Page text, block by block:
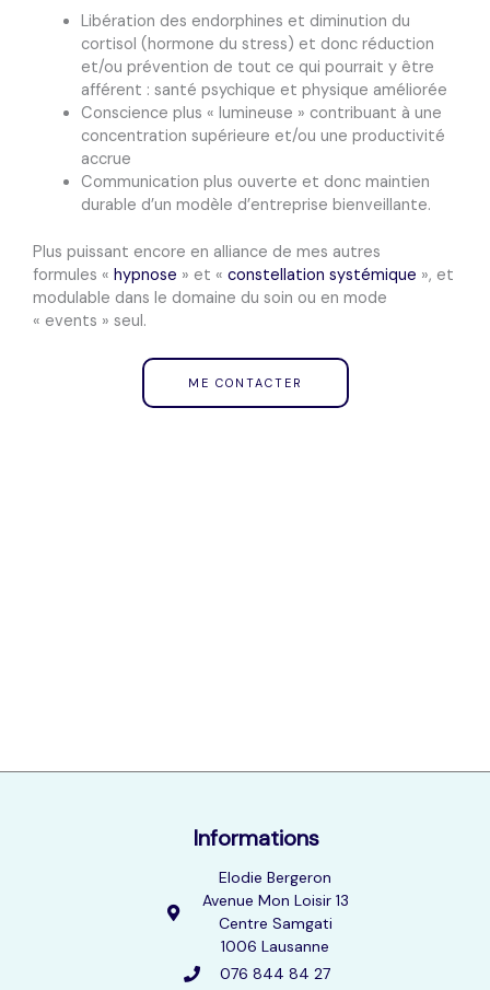
Libération des endorphines et diminution du
cortisol (hormone du stress) et donc réduction
et/ou prévention de tout ce qui pourrait y être
afférent : santé psychique et physique améliorée
Conscience plus « lumineuse » contribuant à une
concentration supérieure et/ou une productivité
accrue
Communication plus ouverte et donc maintien
durable d’un modèle d’entreprise bienveillante.
Plus puissant encore en alliance de mes autres
formules « hypnose » et « constellation systémique », et
modulable dans le domaine du soin ou en mode
« events » seul.
ME CONTACTER
Informations
Elodie Bergeron
Avenue Mon Loisir 13
Centre Samgati
1006 Lausanne
076 844 84 27